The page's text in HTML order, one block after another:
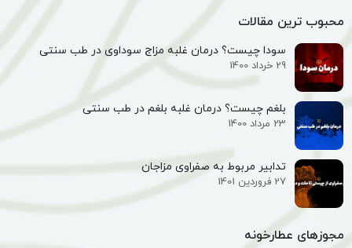
محبوب ترین مقالات
سودا چیست؟ درمان غلبه مزاج سوداوی در طب سنتی
29 خرداد 1400
بلغم چیست؟ درمان غلبه بلغم در طب سنتی
23 مرداد 1400
تدابیر مربوط به صفراوی مزاجان
27 فروردین 1401
مجوزهای عطارخونه